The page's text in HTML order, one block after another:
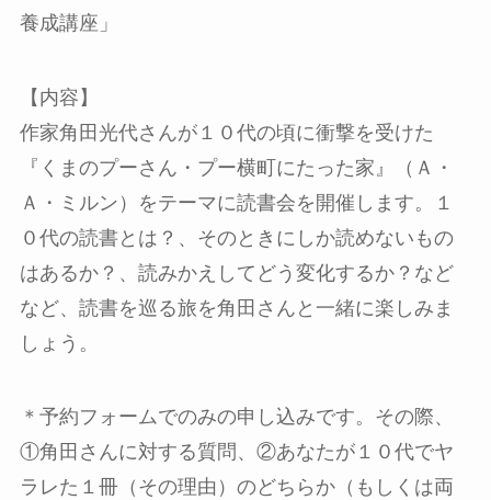
養成講座」
【内容】
作家角田光代さんが１０代の頃に衝撃を受けた
『くまのプーさん・プー横町にたった家』（Ａ・
Ａ・ミルン）をテーマに読書会を開催します。１
０代の読書とは？、そのときにしか読めないもの
はあるか？、読みかえしてどう変化するか？など
など、読書を巡る旅を角田さんと一緒に楽しみま
しょう。
＊予約フォームでのみの申し込みです。その際、
①角田さんに対する質問、②あなたが１０代でヤ
ラレた１冊（その理由）のどちらか（もしくは両